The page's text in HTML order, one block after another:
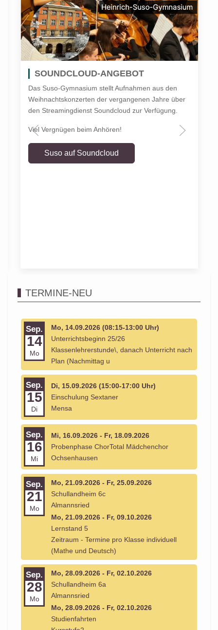
SOUNDCLOUD-ANGEBOT
Das Suso-Gymnasium stellt Aufnahmen aus den
Weihnachtskonzerten der vergangenen Jahre über
den Streamingdienst Soundcloud zur Verfügung.
Viel Vergnügen beim Anhören!
Suso auf Soundcloud
TERMINE-NEU
Sep.
14
Mo
Mo, 14.09.2026 (08:15-13:00 Uhr)
Unterrichtsbeginn 25/26
Klassenlehrerstunde\, danach Unterricht nach
Plan (Nachmittag u
Sep.
15
Di
Di, 15.09.2026 (15:00-17:00 Uhr)
Einschulung Sextaner
Mensa
Sep.
16
Mi
Mi, 16.09.2026 - Fr, 18.09.2026
Probenphase ChorTotal Mädchenchor
Ochsenhausen
Sep.
21
Mo
Mo, 21.09.2026 - Fr, 25.09.2026
Schullandheim 6c
Almannsried
Mo, 21.09.2026 - Fr, 09.10.2026
Lernstand 5
Zeitraum - Termine pro Klasse individuell
(Mathe und Deutsch)
Sep.
28
Mo
Mo, 28.09.2026 - Fr, 02.10.2026
Schullandheim 6a
Almannsried
Mo, 28.09.2026 - Fr, 02.10.2026
Studienfahrten